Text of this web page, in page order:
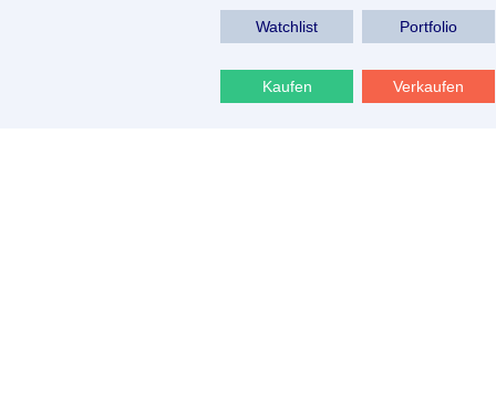
Watchlist Portfolio
Kaufen Verkaufen